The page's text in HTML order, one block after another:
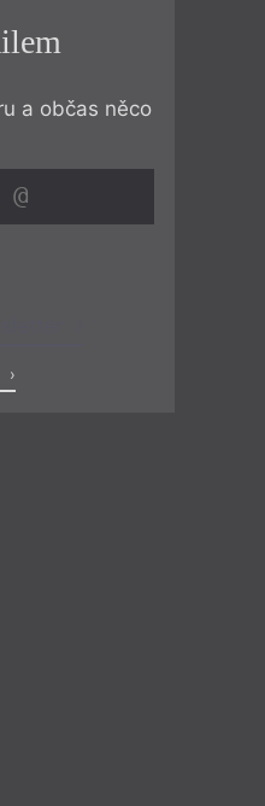
a občas něco